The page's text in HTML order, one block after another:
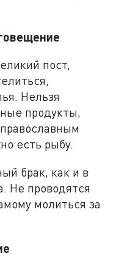
пост,
Нельзя
продукты,
есть рыбу.
брак, как и в
Не проводятся
молиться за